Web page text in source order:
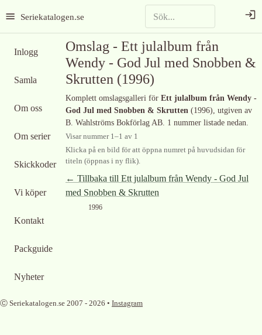
Seriekatalogen.se
Inlogg
Samla
Om oss
Om serier
Skickkoder
Vi köper
Kontakt
Packguide
Nyheter
Omslag - Ett julalbum från
Wendy - God Jul med Snobben &
Skrutten (1996)
Komplett omslagsgalleri för Ett julalbum från Wendy -
God Jul med Snobben & Skrutten (1996), utgiven av
B. Wahlströms Bokförlag AB. 1 nummer listade nedan.
Visar nummer 1–1 av 1
Klicka på en bild för att öppna numret på huvudsidan för
titeln (öppnas i ny flik).
← Tillbaka till Ett julalbum från Wendy - God Jul
med Snobben & Skrutten
1996
Ⓒ Seriekatalogen.se 2007 - 2026 • Instagram